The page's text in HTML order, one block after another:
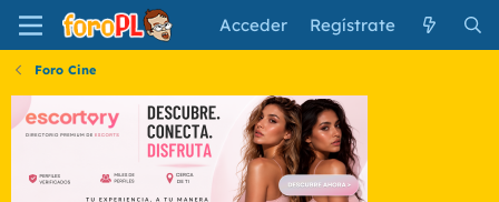
Acceder Regístrate
Foro Cine